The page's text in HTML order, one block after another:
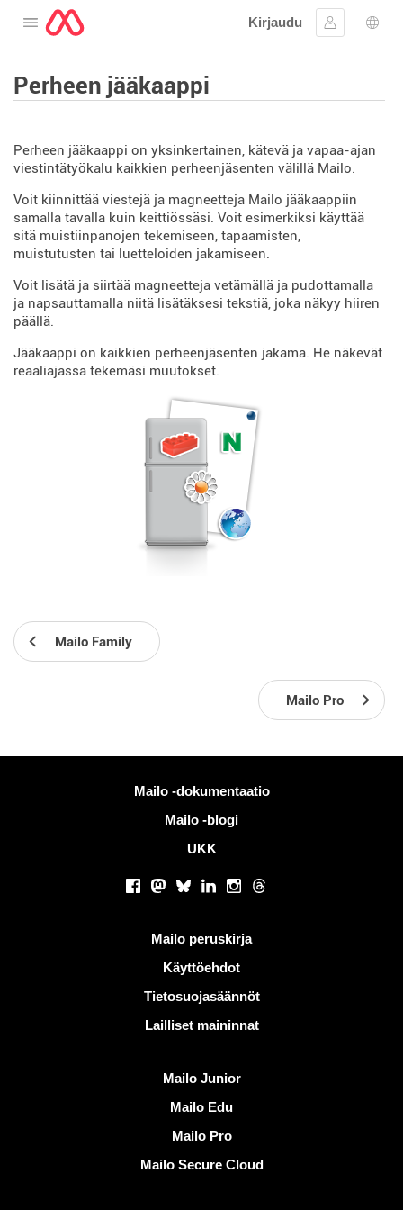
Avaa valikko
Kirjaudu
Kirjaudu
Perheen jääkaappi
Perheen jääkaappi on yksinkertainen, kätevä ja vapaa-ajan
viestintätyökalu kaikkien perheenjäsenten välillä Mailo.
Voit kiinnittää viestejä ja magneetteja Mailo jääkaappiin
samalla tavalla kuin keittiössäsi. Voit esimerkiksi käyttää
sitä muistiinpanojen tekemiseen, tapaamisten,
muistutusten tai luetteloiden jakamiseen.
Voit lisätä ja siirtää magneetteja vetämällä ja pudottamalla
ja napsauttamalla niitä lisätäksesi tekstiä, joka näkyy hiiren
päällä.
Jääkaappi on kaikkien perheenjäsenten jakama. He näkevät
reaaliajassa tekemäsi muutokset.
Mailo Family
Mailo Pro
Mailo -dokumentaatio
Mailo -blogi
UKK
Facebook
Mastodon
BlueskyLinkedInInstagram
Threads
Mailo peruskirja
Käyttöehdot
Tietosuojasäännöt
Lailliset maininnat
Mailo Junior
Mailo Edu
Mailo Pro
Mailo Secure Cloud